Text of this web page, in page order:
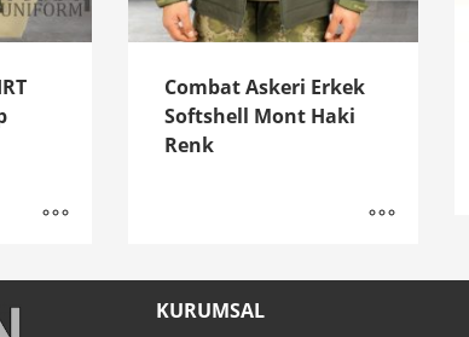
Combat Askeri Erkek
Softshell Mont Haki
Renk
KURUMSAL